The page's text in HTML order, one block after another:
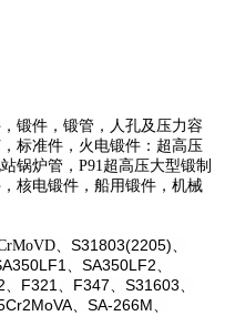
锻件，锻管，人孔及压力容
标准件，火电锻件：超高压
锅炉管，P91超高压大型锻制
核电锻件，船用锻件，机械
、 S31803(2205)、
、 SA350LF2、
、 F321、 F347、 S31603、
、 SA-266M、